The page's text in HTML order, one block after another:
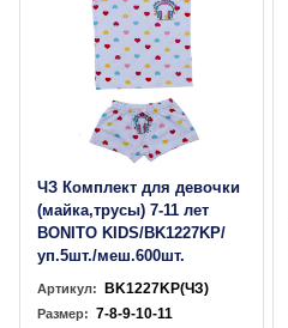
ЧЗ Комплект для девочки
(майка,трусы) 7-11 лет
BONITO KIDS/BK1227KP/
уп.5шт./меш.600шт.
Артикул: BK1227KP(ЧЗ)
Размер: 7-8-9-10-11